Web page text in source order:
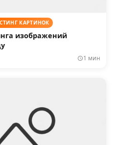
КАРТИНОК
изображений
1 мин